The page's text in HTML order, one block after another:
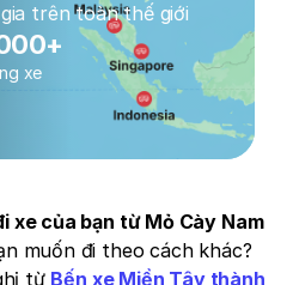
trên toàn thế giới
xe
xe của bạn từ Mỏ Cày Nam
muốn đi theo cách khác?
từ Bến xe Miền Tây thành